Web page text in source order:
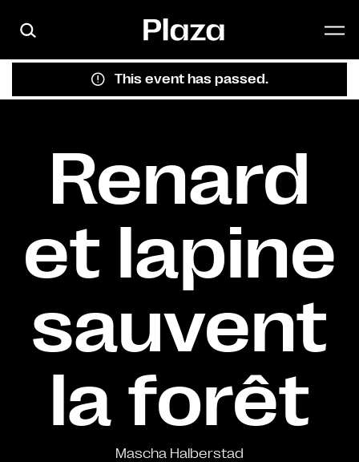
This event has passed.
Renard
et lapine
sauvent
la forêt
Mascha Halberstad